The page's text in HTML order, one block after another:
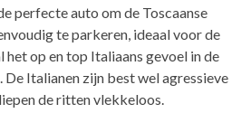
perfecte auto om de Toscaanse
te parkeren, ideaal voor de
het op en top Italiaans gevoel in de
Italianen zijn best wel agressieve
de ritten vlekkeloos.